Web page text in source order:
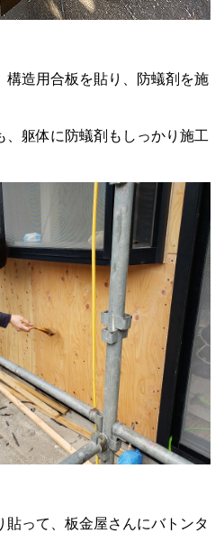
構造用合板を貼り、防蟻剤を施
、躯体に防蟻剤もしっかり施工
貼って、板金屋さんにバトンタ